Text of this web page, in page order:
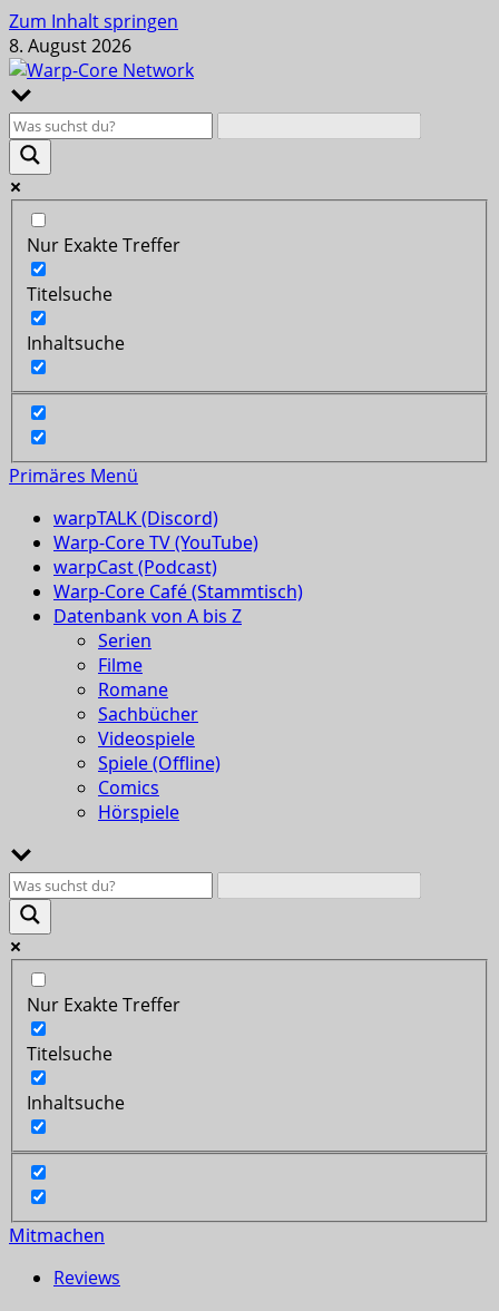
Zum Inhalt springen
8. August 2026
Nur Exakte Treffer
Titelsuche
Inhaltsuche
Primäres Menü
warpTALK (Discord)
Warp-Core TV (YouTube)
warpCast (Podcast)
Warp-Core Café (Stammtisch)
Datenbank von A bis Z
Serien
Filme
Romane
Sachbücher
Videospiele
Spiele (Offline)
Comics
Hörspiele
Nur Exakte Treffer
Titelsuche
Inhaltsuche
Mitmachen
Reviews